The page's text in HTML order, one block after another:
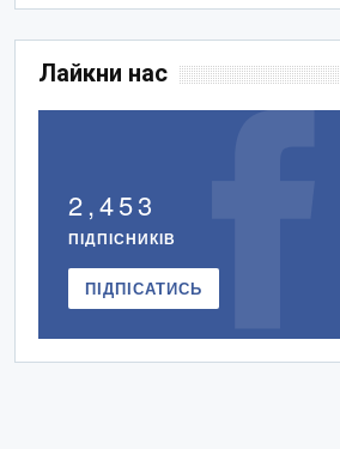
Лайкни нас
2,453
ПІДПІСНИКІВ
ПІДПІСАТИСЬ